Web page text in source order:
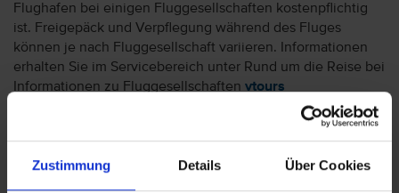
Zustimmung Details Über Cookies
Flughafen bei einigen Fluggesellschaften kostenpflichtig
ist. Freigepäck und Verpflegung während des Fluges
können je nach Fluggesellschaft variieren. Informationen
erhalten Sie im Servicebereich unter Rund um die Reise bei
Informationen zu Fluggesellschaften vtours
Ankunftstag ab 15 Uhr (örtliche Abweichung vorbehalten) in
Ihr Hotel einchecken können. An Ihrem Abreisetag können